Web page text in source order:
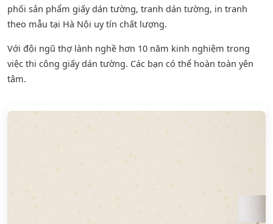
phối sản phẩm giấy dán tường, tranh dán tường, in tranh
theo mẫu tại Hà Nội uy tín chất lượng.
Với đội ngũ thợ lành nghề hơn 10 năm kinh nghiệm trong
việc thi công giấy dán tường. Các bạn có thể hoàn toàn yên
tâm.